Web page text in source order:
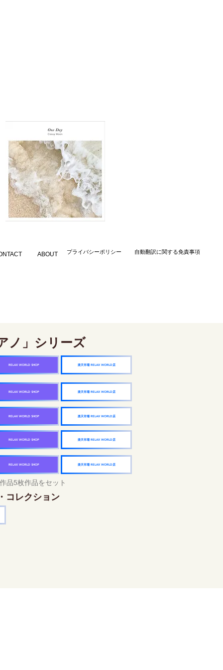
ABOUT ​プライバシーポリシー 自動翻訳に関する免責事項
ノ」シリーズ
楽天市場 RELAX WORLD店
RELAX WORLD SHOP
楽天市場 RELAX WORLD店
RELAX WORLD SHOP
楽天市場 RELAX WORLD店
RELAX WORLD SHOP
楽天市場 RELAX WORLD店
RELAX WORLD SHOP
楽天市場 RELAX WORLD店
RELAX WORLD SHOP
品5枚作品をセット
コレクション